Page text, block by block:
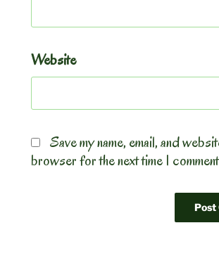
Website
Save my name, email, and
browser for the next time I